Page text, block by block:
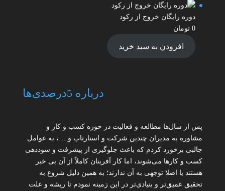
دوره رایگان خروج از رکود
0 تومان
افزودن به سبد خرید
درباره 5درصدی‌ها
پس از سال‌ها مطالعه و فعالیت در حوزه کسب و کار و
مشاوره به مدیران چندین شرکت و استارتاپ و …، به عوامل
جالبی برخورد کردم که باعث جلوگیری از پیشرفت و سوددهی
کسب و کارها می‌شوند، اما کار آفرینان کاملاً از آن بی خبر
هستند یا اصلا توجهی به آن ندارند؛ به همین دلیل شروع به
تحقیق عمیق‌تر و بنیادی‌تر در این زمینه نمودم تا ریشه و علت